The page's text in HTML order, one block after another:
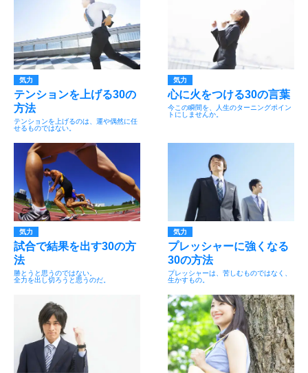
気力
テンションを上げる30の
方法
テンションを上げるのは、運や偶然に任
せるものではない。
気力
心に火をつける30の言葉
今この瞬間を、人生のターニングポイン
トにしませんか。
気力
試合で結果を出す30の方
法
勝とうと思うのではない。
全力を出し切ろうと思うのだ。
気力
プレッシャーに強くなる
30の方法
プレッシャーは、苦しむものではなく、
生かすもの。